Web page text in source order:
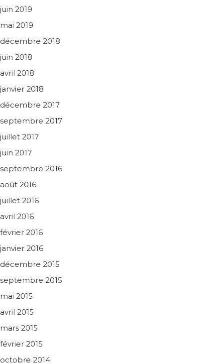
juin 2019
mai 2019
décembre 2018
juin 2018
avril 2018
janvier 2018
décembre 2017
septembre 2017
juillet 2017
juin 2017
septembre 2016
août 2016
juillet 2016
avril 2016
février 2016
janvier 2016
décembre 2015
septembre 2015
mai 2015
avril 2015
mars 2015
février 2015
octobre 2014